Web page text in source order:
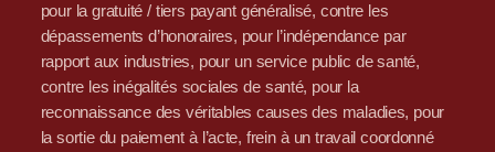
pour la gratuité / tiers payant généralisé, contre les
dépassements d’honoraires, pour l’indépendance par
rapport aux industries, pour un service public de santé,
contre les inégalités sociales de santé, pour la
reconnaissance des véritables causes des maladies, pour
la sortie du paiement à l’acte, frein à un travail coordonné